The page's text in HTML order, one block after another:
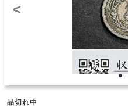
<
品切れ中